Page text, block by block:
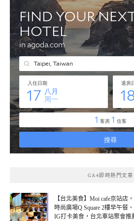
GA4即時熱門文章
【台北美食】Moi cafe京站店
時尚廣場Q Square 2樓早午餐
IG打卡美食，台北車站聚會推